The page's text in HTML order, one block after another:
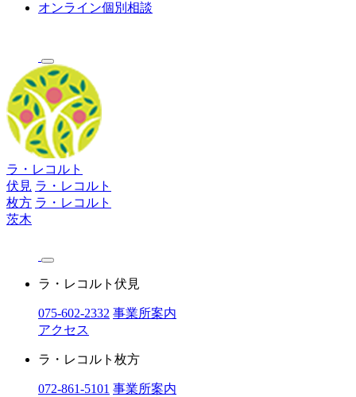
オンライン個別相談
ラ・レコルト
伏見 ラ・レコルト
枚方 ラ・レコルト
茨木
ラ・レコルト伏見
075-602-2332 事業所案内
アクセス
ラ・レコルト枚方
072-861-5101 事業所案内